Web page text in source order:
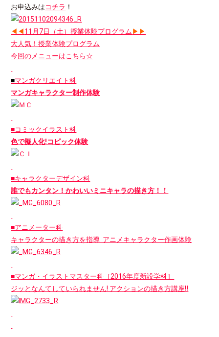
お申込みはコチラ ！
◀◀11月7日（土）授業体験プログラム▶▶
大人気！授業体験プログラム
今回のメニューはこちら☆
■マンガクリエイト科
マンガキャラクター制作体験
■コミックイラスト科
色で擬人化!コピック体験
■キャラクターデザイン科
誰でもカンタン！かわいいミニキャラの描き方！！
■アニメーター科
キャラクターの描き方を指導 アニメキャラクター作画体験
■マンガ・イラストマスター科［2016年度新設学科］
ジッとなんてしていられません! アクションの描き方講座‼